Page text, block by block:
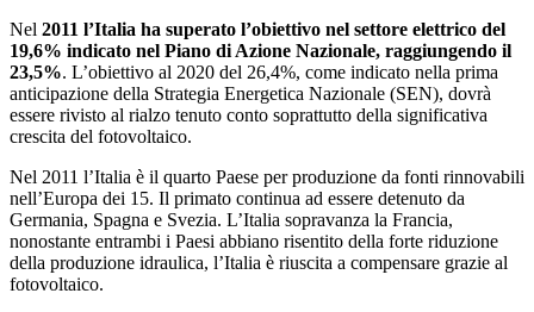
Nel 2011 l’Italia ha superato l’obiettivo nel settore elettrico del
19,6% indicato nel Piano di Azione Nazionale, raggiungendo il
23,5%. L’obiettivo al 2020 del 26,4%, come indicato nella prima
anticipazione della Strategia Energetica Nazionale (SEN), dovrà
essere rivisto al rialzo tenuto conto soprattutto della significativa
crescita del fotovoltaico.
Nel 2011 l’Italia è il quarto Paese per produzione da fonti rinnovabili
nell’Europa dei 15. Il primato continua ad essere detenuto da
Germania, Spagna e Svezia. L’Italia sopravanza la Francia,
nonostante entrambi i Paesi abbiano risentito della forte riduzione
della produzione idraulica, l’Italia è riuscita a compensare grazie al
fotovoltaico.